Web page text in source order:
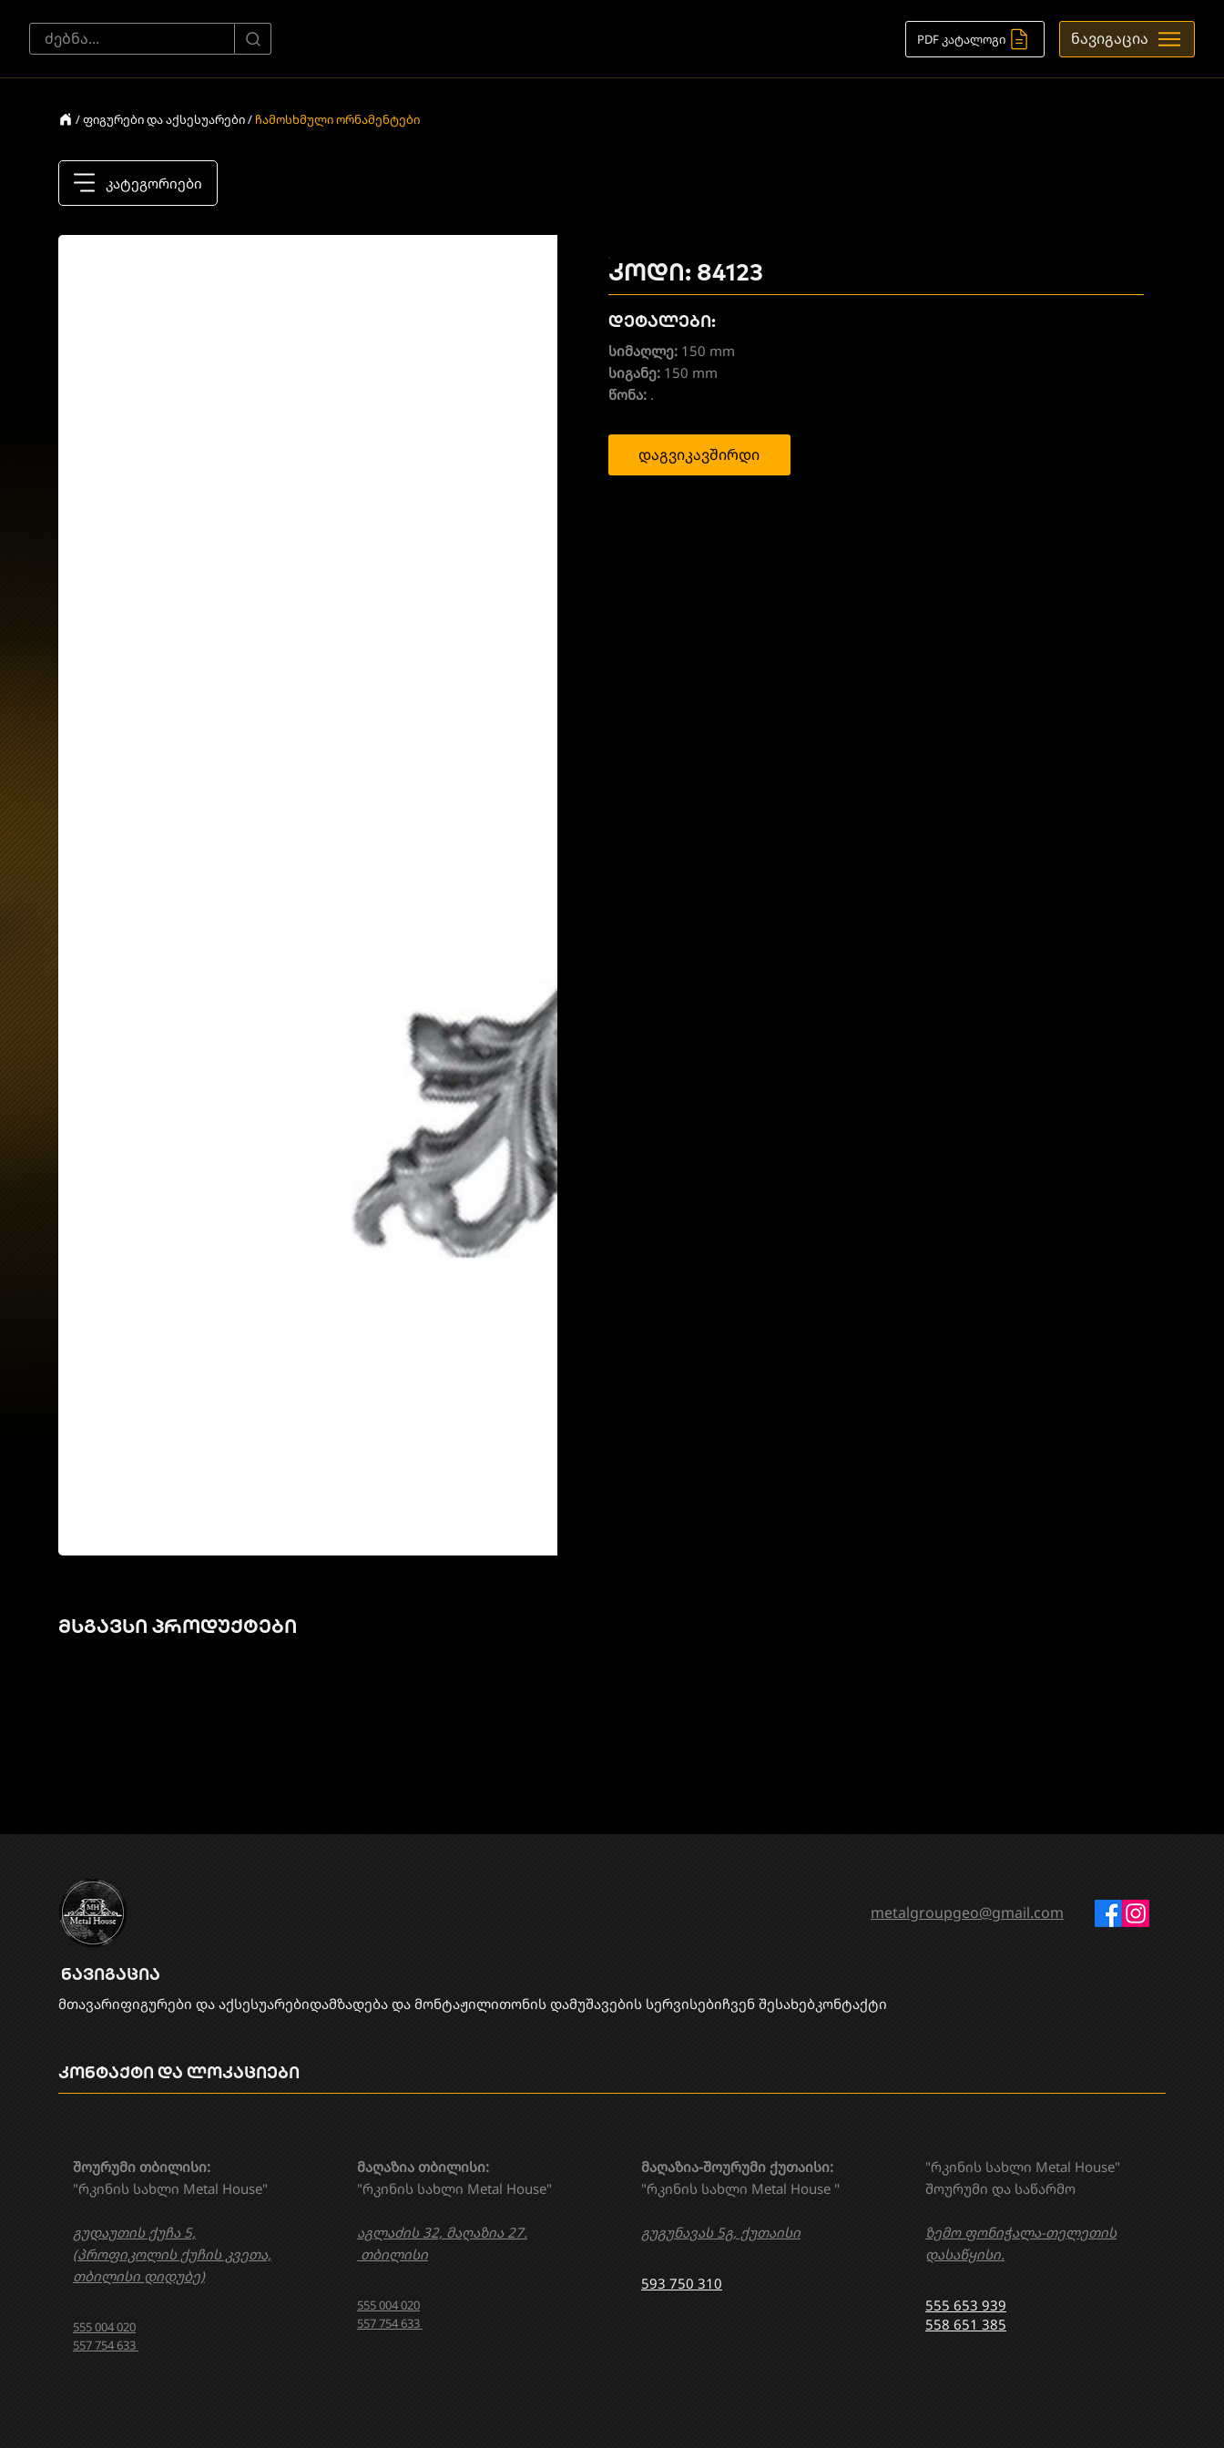
PDF კატალოგი ნავიგაცია
/ ფიგურები და აქსესუარები / ჩამოსხმული ორნამენტები
კატეგორიები
კოდი: 84123
დეტალები:
სიმაღლე:150 mm
სიგანე:150 mm
წონა:.
დაგვიკავშირდი
მსგავსი პროდუქტები
ნავიგაცია
მთავარიფიგურები და აქსესუარებიდამზადება და მონტაჟი​ლითონის დამუშავების სერვისებიჩვენ შესახებკონტაქტი
"რკინის სახლი Metal House"
შოურუმი და საწარმო
ზემო ფონიჭალა-თელეთის
დასაწყისი.
555 653 939
558 651 385
მაღაზია თბილისი:
"რკინის სახლი Metal House"
აგლაძის 32, მაღაზია 27.
თბილისი
555 004 020
557 754 633
მაღაზია-შოურუმი ქუთაისი:
"რკინის სახლი Metal House "
გუგუნავას 5გ, ქუთაისი
593 750 310
შოურუმი თბილისი:
"რკინის სახლი Metal House"
გუდაუთის ქუჩა 5,
(პროფიკოლის ქუჩის კვეთა,
თბილისი დიდუბე)
555 004 020
557 754 633
კონტაქტი და ლოკაციები
metalgroupgeo@gmail.com